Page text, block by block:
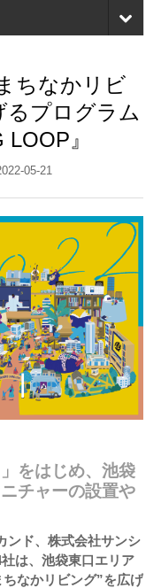
ちなかリビ
るプログラム
』
05-21
をはじめ、池袋
チャーの設置や
ンド、株式会社サンシ
は、池袋東口エリア
なかリビング”を広げ